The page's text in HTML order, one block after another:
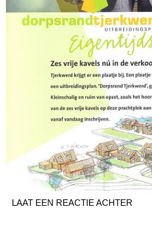
LAAT EEN REACTIE ACHTER